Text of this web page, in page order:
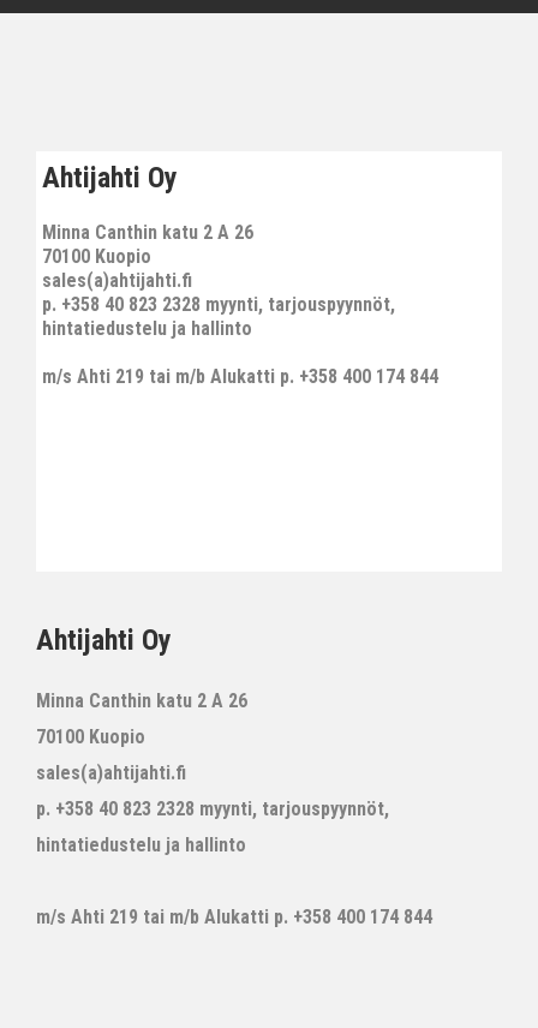
Ahtijahti Oy
Minna Canthin katu 2 A 26
70100 Kuopio
sales(a)ahtijahti.fi
p. +358 40 823 2328 myynti, tarjouspyynnöt,
hintatiedustelu ja hallinto
m/s Ahti 219 tai m/b Alukatti p. +358 400 174 844
Ahtijahti Oy
Minna Canthin katu 2 A 26
70100 Kuopio
sales(a)ahtijahti.fi
p. +358 40 823 2328 myynti, tarjouspyynnöt,
hintatiedustelu ja hallinto
m/s Ahti 219 tai m/b Alukatti p. +358 400 174 844